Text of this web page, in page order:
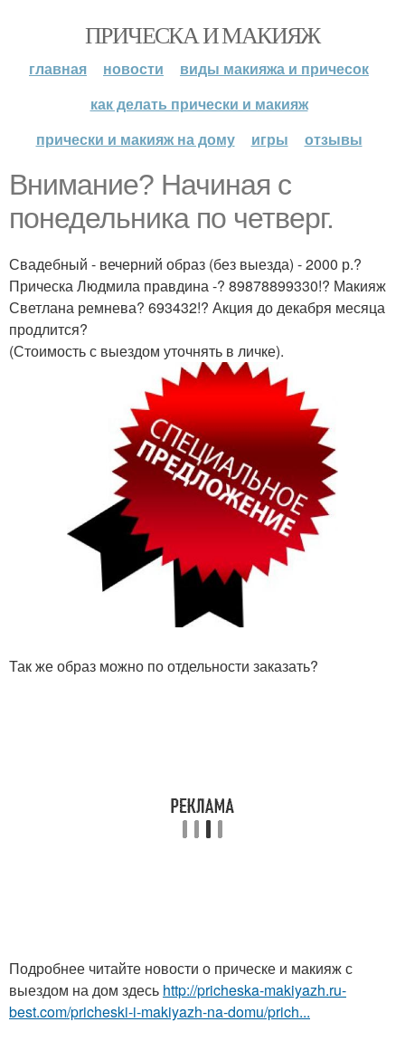
ПРИЧЕСКА И МАКИЯЖ
главная новости
виды макияжа и причесок
как делать прически и макияж
прически и макияж на дому
игры отзывы
Внимание? Начиная с
понедельника по четверг.
Свадебный - вечерний образ (без выезда) - 2000 р.?
Прическа Людмила правдина -? 89878899330!? Макияж
Светлана ремнева? 693432!? Акция до декабря месяца
продлится?
(Стоимость с выездом уточнять в личке).
Так же образ можно по отдельности заказать?
Подробнее читайте новости о прическе и макияж с
выездом на дом здесь http://pricheska-makiyazh.ru-
best.com/pricheski-i-makiyazh-na-domu/prich...